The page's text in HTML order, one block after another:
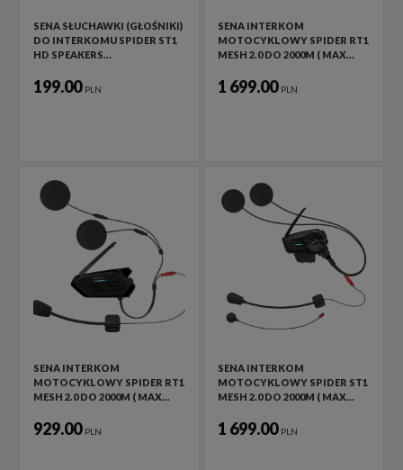
SENA SŁUCHAWKI (GŁOŚNIKI)
DO INTERKOMU SPIDER ST1
HD SPEAKERS…
199.00 PLN
SENA INTERKOM
MOTOCYKLOWY SPIDER RT1
MESH 2.0 DO 2000M ( MAX…
1 699.00 PLN
SENA INTERKOM
MOTOCYKLOWY SPIDER RT1
MESH 2.0 DO 2000M ( MAX…
929.00 PLN
SENA INTERKOM
MOTOCYKLOWY SPIDER ST1
MESH 2.0 DO 2000M ( MAX…
1 699.00 PLN